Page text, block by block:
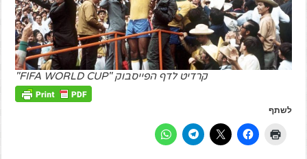
קרדיט לדף הפייסבוק "FIFA WORLD CUP"
לשתף